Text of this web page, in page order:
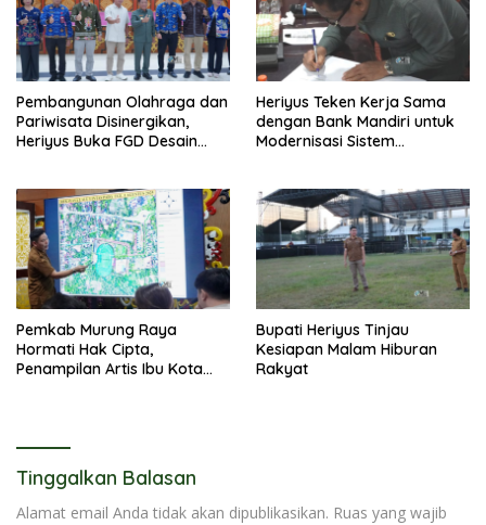
Pembangunan Olahraga dan
Pariwisata Disinergikan,
Heriyus Buka FGD Desain
Heriyus Teken Kerja Sama
dengan Bank Mandiri untuk
Modernisasi Sistem
Pemkab Murung Raya
Hormati Hak Cipta,
Penampilan Artis Ibu Kota
Bupati Heriyus Tinjau
Kesiapan Malam Hiburan
Rakyat
Tinggalkan Balasan
Alamat email Anda tidak akan dipublikasikan. Ruas yang wajib